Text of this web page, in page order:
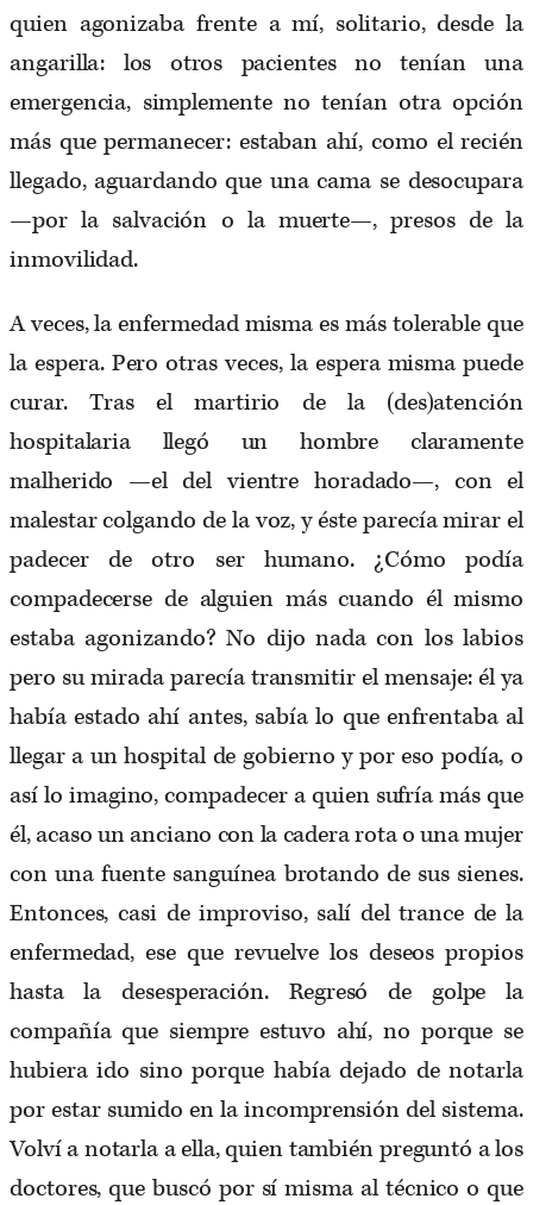
quien agonizaba frente a mí, solitario, desde la
angarilla: los otros pacientes no tenían una
emergencia, simplemente no tenían otra opción
más que permanecer: estaban ahí, como el recién
llegado, aguardando que una cama se desocupara
—por la salvación o la muerte—, presos de la
inmovilidad.
A veces, la enfermedad misma es más tolerable que
la espera. Pero otras veces, la espera misma puede
curar. Tras el martirio de la (des)atención
hospitalaria llegó un hombre claramente
malherido —el del vientre horadado—, con el
malestar colgando de la voz, y éste parecía mirar el
padecer de otro ser humano. ¿Cómo podía
compadecerse de alguien más cuando él mismo
estaba agonizando? No dijo nada con los labios
pero su mirada parecía transmitir el mensaje: él ya
había estado ahí antes, sabía lo que enfrentaba al
llegar a un hospital de gobierno y por eso podía, o
así lo imagino, compadecer a quien sufría más que
él, acaso un anciano con la cadera rota o una mujer
con una fuente sanguínea brotando de sus sienes.
Entonces, casi de improviso, salí del trance de la
enfermedad, ese que revuelve los deseos propios
hasta la desesperación. Regresó de golpe la
compañía que siempre estuvo ahí, no porque se
hubiera ido sino porque había dejado de notarla
por estar sumido en la incomprensión del sistema.
Volví a notarla a ella, quien también preguntó a los
doctores, que buscó por sí misma al técnico o que